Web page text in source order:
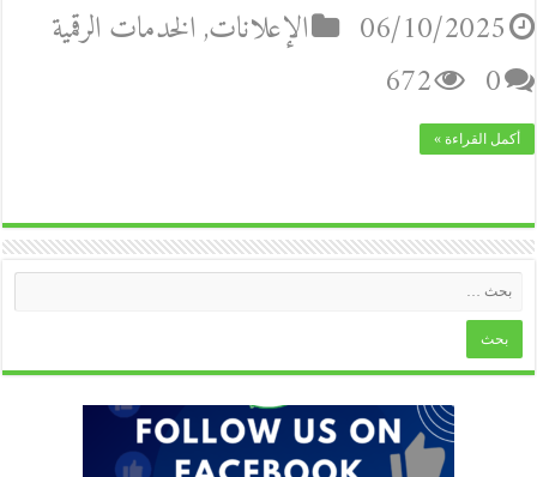
06/10/2025 الإعلانات,الخدمات الرقمية
0
672
أكمل القراءة »